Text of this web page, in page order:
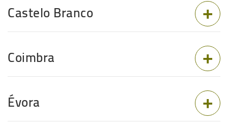
Castelo Branco
Coimbra
Évora